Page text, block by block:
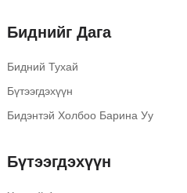
Биднийг Дага
Бидний Тухай
Бүтээгдэхүүн
Бидэнтэй Холбоо Барина Уу
Бүтээгдэхүүн